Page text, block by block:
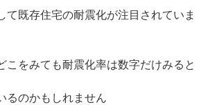
て既存住宅の耐震化が注目されていま
こをみても耐震化率は数字だけみると
るのかもしれません